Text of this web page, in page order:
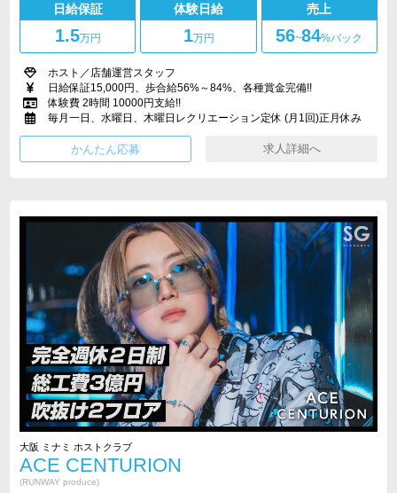
日給保証
1.5万円
体験日給
1万円
売上
56~84%バック
ホスト／店舗運営スタッフ
日給保証15,000円、歩合給56%～84%、各種賞金完備!!
体験費 2時間 10000円支給!!
毎月一日、水曜日、木曜日レクリエーション定休 (月1回)正月休み
求人詳細へ
大阪 ミナミ ホストクラブ
ACE CENTURION
(RUNWAY produce)